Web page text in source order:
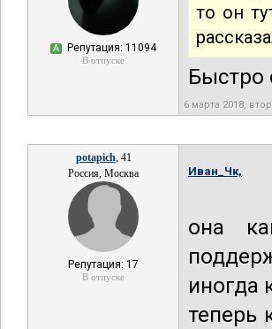
А Репутация: 11094
В отпуске
то он
Быстро
6 марта 2018,
potapich, 41
Россия, Москва
Репутация: 17
В отпуске
Иван_Чк,
она
иногда
теперь